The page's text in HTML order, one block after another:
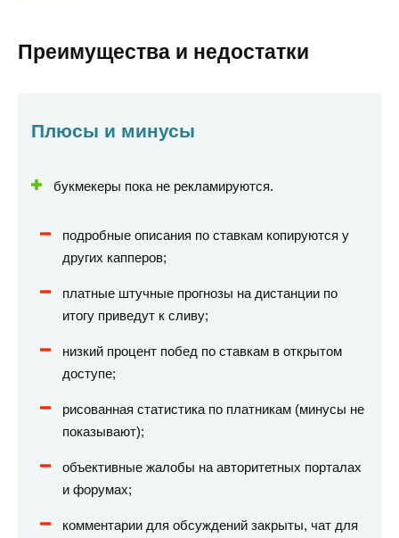
Преимущества и недостатки
Плюсы и минусы
букмекеры пока не рекламируются.
подробные описания по ставкам копируются у
других капперов;
платные штучные прогнозы на дистанции по
итогу приведут к сливу;
низкий процент побед по ставкам в открытом
доступе;
рисованная статистика по платникам (минусы не
показывают);
объективные жалобы на авторитетных порталах
и форумах;
комментарии для обсуждений закрыты, чат для